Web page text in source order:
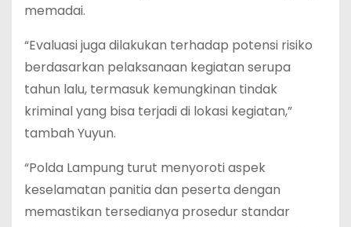
memadai.
“Evaluasi juga dilakukan terhadap potensi risiko
berdasarkan pelaksanaan kegiatan serupa
tahun lalu, termasuk kemungkinan tindak
kriminal yang bisa terjadi di lokasi kegiatan,”
tambah Yuyun.
“Polda Lampung turut menyoroti aspek
keselamatan panitia dan peserta dengan
memastikan tersedianya prosedur standar